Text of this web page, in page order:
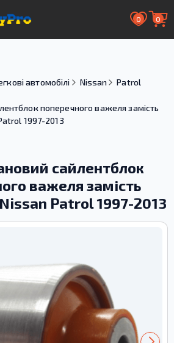
0 0
автомобілі Nissan
Patrol
поперечного важеля замість
1997-2013
сайлентблок
важеля замість
Patrol 1997-2013